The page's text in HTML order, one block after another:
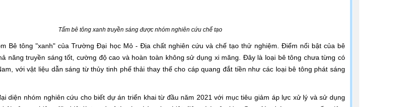
Tấm bê tông xanh truyền sáng được nhóm nghiên cứu chế tạo
Bê tông "xanh" của Trường Đại học Mỏ - Địa chất nghiên cứu và chế tạo thử nghiệm. Điểm nổi bật của bê
năng truyền sáng tốt, cường độ cao và hoàn toàn không sử dụng xi măng. Đây là loại bê tông chưa từng có
với vật liệu dẫn sáng từ thủy tinh phế thải thay thế cho cáp quang đắt tiền như các loại bê tông phát sáng
diện nhóm nghiên cứu cho biết dự án triển khai từ đầu năm 2021 với mục tiêu giảm áp lực xử lý và sử dụng